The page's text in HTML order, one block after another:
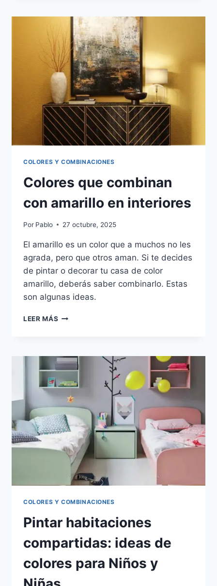
NEGRO:
CUÁNDO
USARLO
Y
CÓMO
COMBINARLO
COLORES Y COMBINACIONES
Colores que combinan
con amarillo en interiores
Por Pablo 27 octubre, 2025
El amarillo es un color que a muchos no les
agrada, pero que otros aman. Si te decides
de pintar o decorar tu casa de color
amarillo, deberás saber combinarlo. Estas
son algunas ideas.
LEER MÁS COLORES
AMARILLO
EN
COLORES Y COMBINACIONES
Pintar habitaciones
compartidas: ideas de
colores para Niños y